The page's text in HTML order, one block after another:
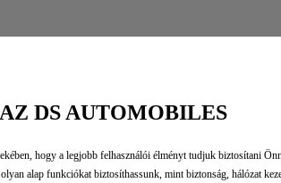
DS AUTOMOBILES
hogy a legjobb felhasználói élményt tudjuk biztosítani
alap funkciókat biztosíthassunk, mint biztonság, hálózat